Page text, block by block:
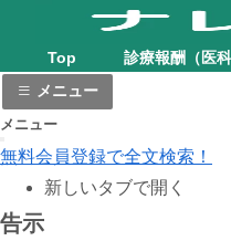
Top 診療報酬（医科
メニュー
メニュー
無料会員登録で全文検索！
新しいタブで開く
告示